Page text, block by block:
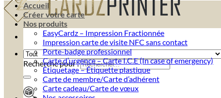
Recherche pour :
Accueil
Créer votre carte
Nos produits
EasyCardz – Impression Fractionnée
Impression carte de visite NFC sans contact
Porte-badge professionnel
Carte d’urgence – Carte I.C.E (In case of emergency)
Étiquetage – Étiquette plastique
Carte de membre/Carte d’adhérent
Carte cadeau/Carte de vœux